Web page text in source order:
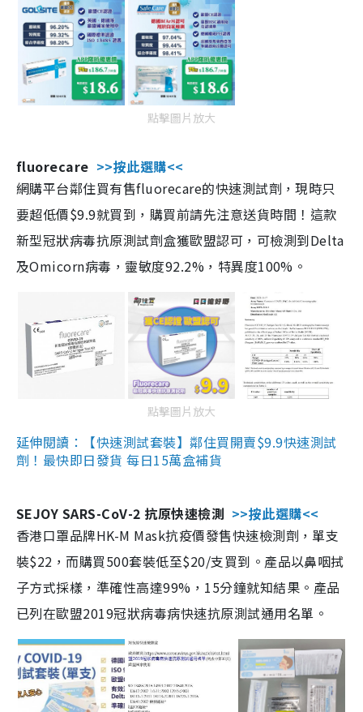
點擊圖片放大
fluorecare >>按此選購<<
網購平台鄰住買有售fluorecare的快速測試劑，現時只
要超低價$9.9就買到，購買前請先注意送貨時間！這款
新型冠狀病毒抗原測試劑盒獲歐盟認可，可檢測到Delta
及Omicorn病毒，靈敏度92.2%，特異度100%。
點擊圖片放大
延伸閱讀：【快速測試套裝】鄰住買開賣$9.9快速測試
劑！最快即日發貨 每日15萬盒補貨
SEJOY SARS-CoV-2 抗原快速檢測 >>按此選購<<
香港口罩品牌HK-M Mask抗疫價發售快速檢測劑，單支
裝$22，而購買500套裝低至$20/支買到。產品以鼻咽拭
子方式採樣，準確性高達99%，15分鐘就知結果。產品
已列在歐盟2019冠狀病毒病快速抗原測試通用名單。